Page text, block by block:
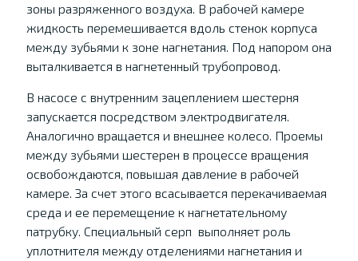
зоны разряженного воздуха. В рабочей камере
жидкость перемешивается вдоль стенок корпуса
между зубьями к зоне нагнетания. Под напором она
выталкивается в нагнетенный трубопровод.
В насосе с внутренним зацеплением шестерня
запускается посредством электродвигателя.
Аналогично вращается и внешнее колесо. Проемы
между зубьями шестерен в процессе вращения
освобождаются, повышая давление в рабочей
камере. За счет этого всасывается перекачиваемая
среда и ее перемещение к нагнетательному
патрубку. Специальный серп выполняет роль
уплотнителя между отделениями нагнетания и